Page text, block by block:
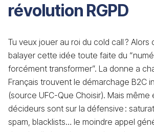
révolution RGPD
Tu veux jouer au roi du cold call ?
balayer cette idée toute faite du
forcément transformer”. La donne a
Français trouvent le démarchage B2C
(source UFC-Que Choisir). Mais même
décideurs sont sur la défensive :
spam, blacklists… le moindre appel